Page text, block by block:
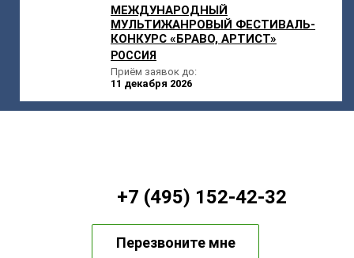
МЕЖДУНАРОДНЫЙ
МУЛЬТИЖАНРОВЫЙ ФЕСТИВАЛЬ-
КОНКУРС «БРАВО, АРТИСТ»
РОССИЯ
Приём заявок до:
11 декабря 2026
+7 (495) 152-42-32
Перезвоните мне